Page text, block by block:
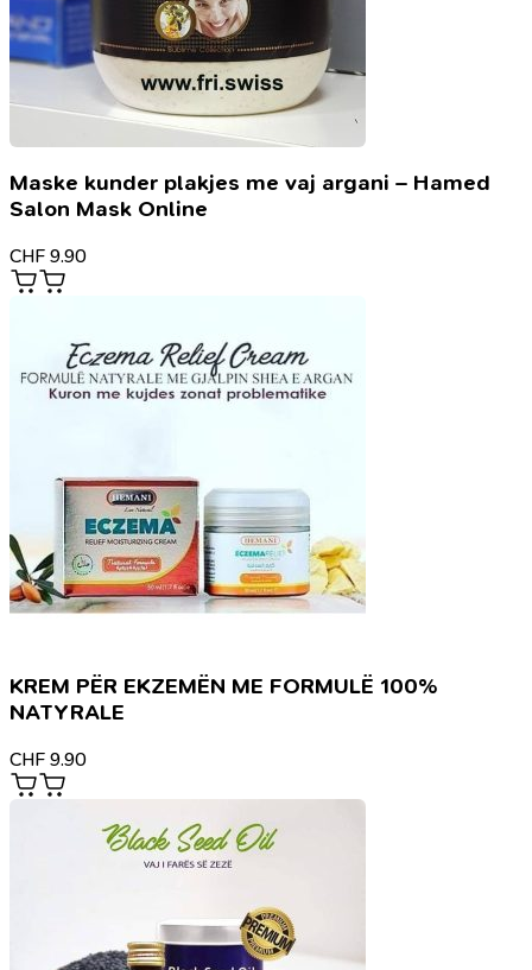
Maske kunder plakjes me vaj argani – Hamed
Salon Mask Online
CHF 9.90
KREM PËR EKZEMËN ME FORMULË 100%
NATYRALE
CHF 9.90